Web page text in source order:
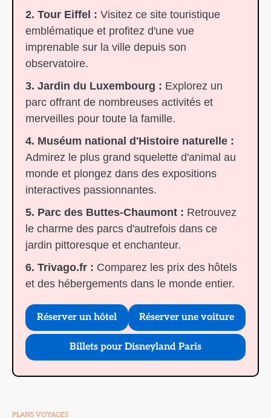
2. Tour Eiffel : Visitez ce site touristique
emblématique et profitez d'une vue
imprenable sur la ville depuis son
observatoire.
3. Jardin du Luxembourg : Explorez un
parc offrant de nombreuses activités et
merveilles pour toute la famille.
4. Muséum national d'Histoire naturelle :
Admirez le plus grand squelette d'animal au
monde et plongez dans des expositions
interactives passionnantes.
5. Parc des Buttes-Chaumont : Retrouvez
le charme des parcs d'autrefois dans ce
jardin pittoresque et enchanteur.
6. Trivago.fr : Comparez les prix des hôtels
et des hébergements dans le monde entier.
Réserver un hôtel Réserver une voiture
Billets pour Disneyland Paris
PLANS VOYAGES